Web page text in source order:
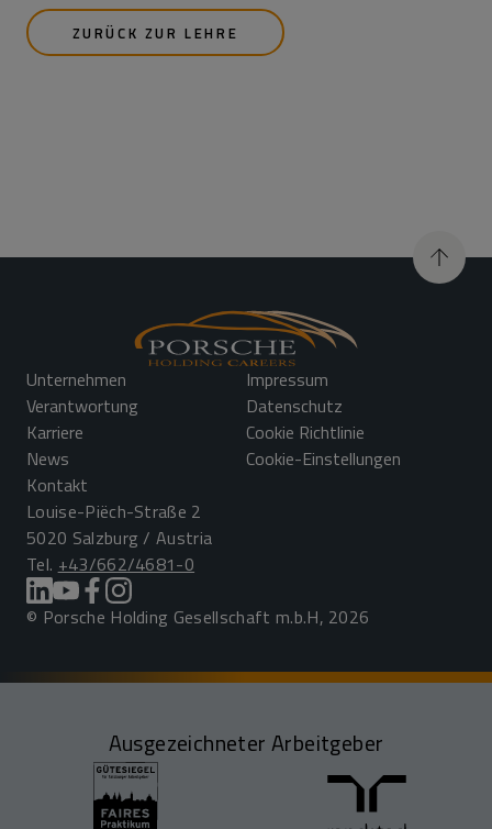
ZURÜCK ZUR LEHRE
Unternehmen
Verantwortung
Karriere
News
Kontakt
Impressum
Datenschutz
Cookie Richtlinie
Cookie-Einstellungen
Louise-Piëch-Straße 2
5020 Salzburg / Austria
Tel. +43/662/4681-0
© Porsche Holding Gesellschaft m.b.H, 2026
Ausgezeichneter Arbeitgeber